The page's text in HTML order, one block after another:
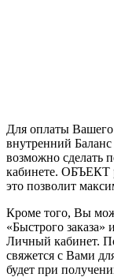
Для оплаты
внутренний
возможно сделать
кабинете. ОБЪЕКТ
это позволит
Кроме того, Вы
«Быстрого
Личный кабинет.
свяжется с Вами
будет при